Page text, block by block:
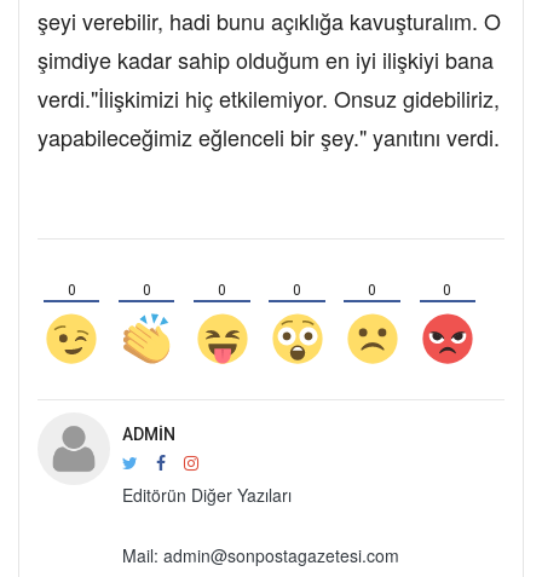
şeyi verebilir, hadi bunu açıklığa kavuşturalım. O
şimdiye kadar sahip olduğum en iyi ilişkiyi bana
verdi."İlişkimizi hiç etkilemiyor. Onsuz gidebiliriz,
yapabileceğimiz eğlenceli bir şey." yanıtını verdi.
0 0 0 0 0 0
ADMIN
Editörün Diğer Yazıları
Mail: admin@sonpostagazetesi.com